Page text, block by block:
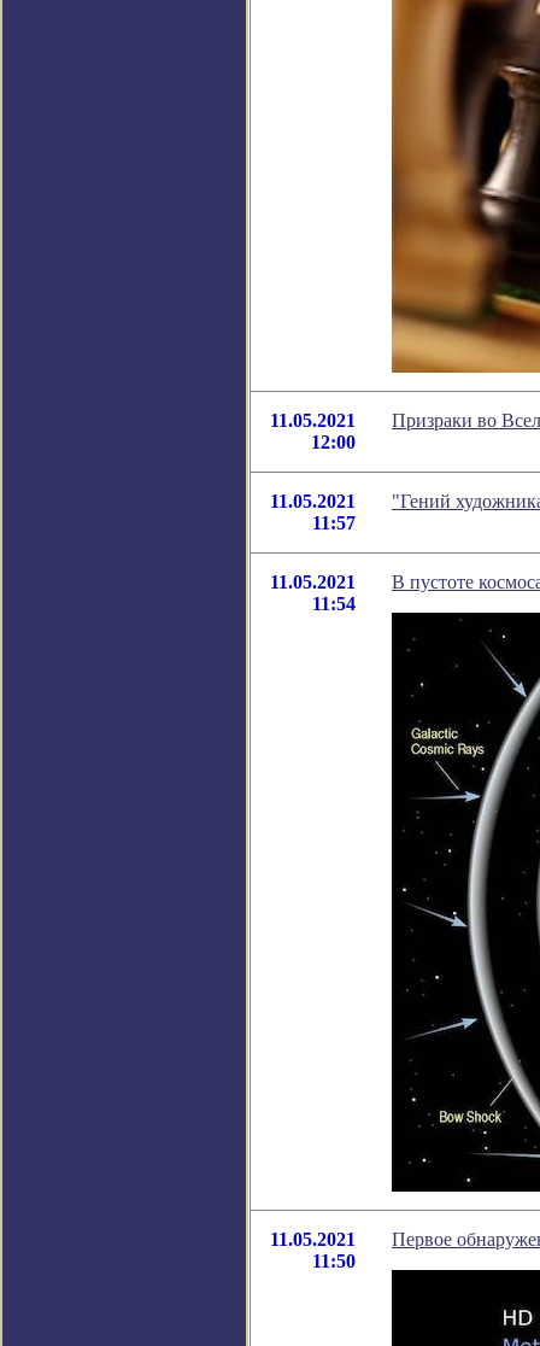
11.05.2021
12:00
Призраки во
11.05.2021
11:57
"Гений
11.05.2021
11:54
В пустоте
11.05.2021
11:50
Первое